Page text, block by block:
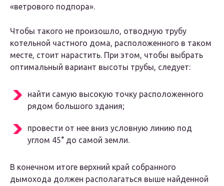
«ветрового подпора».
Чтобы такого не произошло, отводную трубу
котельной частного дома, расположенного в таком
месте, стоит нарастить. При этом, чтобы выбрать
оптимальный вариант высоты трубы, следует:
найти самую высокую точку расположенного
рядом большого здания;
провести от нее вниз условную линию под
углом 45° до самой земли.
В конечном итоге верхний край собранного
дымохода должен располагаться выше найденной